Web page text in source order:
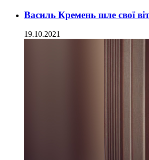
Василь Кремень шле свої
19.10.2021